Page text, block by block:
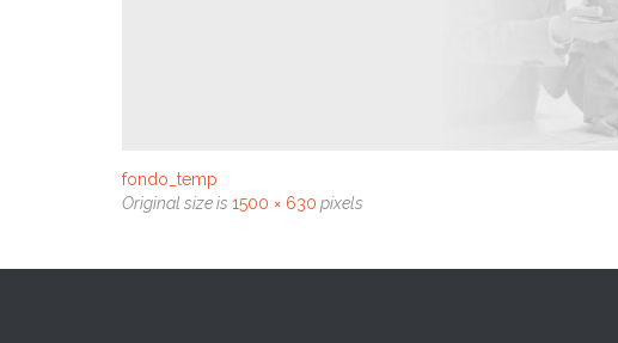
fondo_temp
Original size is 1500 × 630 pixels